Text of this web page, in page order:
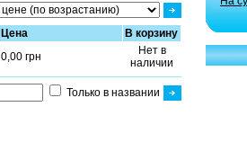
Цена
В корзину
0,00 грн
Нет в
наличии
Только в названии